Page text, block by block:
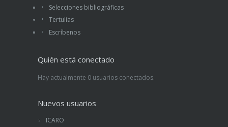
Selecciones bibliográficas
Tertulias
Escríbenos
Quién está conectado
Hay actualmente 0 usuarios conectados.
Nuevos usuarios
ICARO